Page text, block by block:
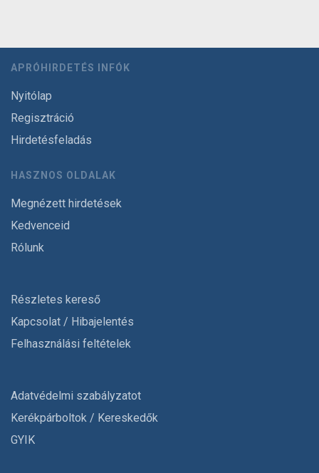
APRÓHIRDETÉS INFÓK
Nyitólap
Regisztráció
Hirdetésfeladás
HASZNOS OLDALAK
Megnézett hirdetések
Kedvenceid
Rólunk
Részletes kereső
Kapcsolat / Hibajelentés
Felhasználási feltételek
Adatvédelmi szabályzatot
Kerékpárboltok / Kereskedők
GYIK